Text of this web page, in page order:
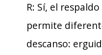
R: Sí, el
permite
descanso: